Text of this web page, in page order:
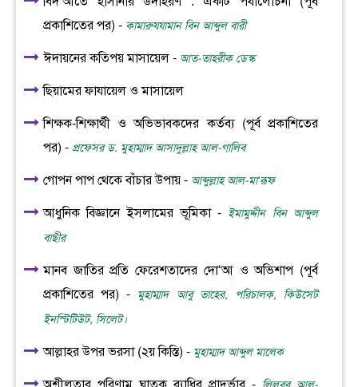
প্রকাশিতের পর) - কামারুযযামান বিন আব্দুল বারী
ঈদায়নের কতিপয় মাসায়েল - আত-তাহরীক ডেস্ক
ছিয়ামের ফাযায়েল ও মাসায়েল
শিক্ষক-শিক্ষার্থী ও অভিভাবকদের কর্তব্য (পূর্ব প্রকাশিতের
পর) - প্রফেসর ড. মুহাম্মাদ আসাদুল্লাহ আল-গালিব
গোপন পাপ থেকে বাঁচার উপায় - আব্দুল্লাহ আল-মা‘রূফ
আধুনিক বিজ্ঞানে ইসলামের ভূমিকা - ইমামুদ্দীন বিন আব্দুল
বাছীর
মানব জাতির প্রতি ফেরেশতাদের দো‘আ ও অভিশাপ (পূর্ব
প্রকাশিতের পর) - মুহাম্মাদ আবু তাহের, পরিচালক, কিউসেট
ইনস্টিটিউট, সিলেট।
আল্লাহর উপর ভরসা (২য় কিস্তি) - মুহাম্মাদ আব্দুল মালেক